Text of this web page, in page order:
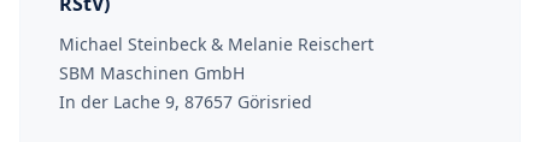
Michael Steinbeck & Melanie Reischert
SBM Maschinen GmbH
In der Lache 9, 87657 Görisried